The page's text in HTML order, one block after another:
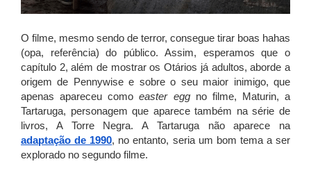
O filme, mesmo sendo de terror, consegue tirar boas hahas
(opa, referência) do público. Assim, esperamos que o
capítulo 2, além de mostrar os Otários já adultos, aborde a
origem de Pennywise e sobre o seu maior inimigo, que
apenas apareceu comoeaster eggno filme, Maturin, a
Tartaruga, personagem que aparece também na série de
livros, A Torre Negra. A Tartaruga não aparece na
adaptação de 1990, no entanto, seria um bom tema a ser
explorado no segundo filme.